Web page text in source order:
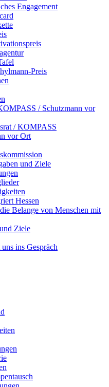
Engagement
Preis
/ Schutzmann vor
/ KOMPASS
vor Ort
und Ziele
Hessen
Belange von Menschen mit
Ziele
ins Gespräch